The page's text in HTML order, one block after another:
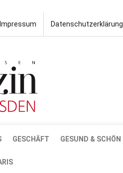
Datenschutzerklärung
GESCHÄFT GESUND & SCHÖN